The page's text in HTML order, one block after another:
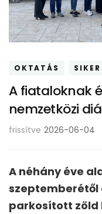
OKTATÁS SIKER
A fiataloknak
nemzetközi
frissítve 2026-06-04
A néhány éve
szeptemberétől
parkosított zöld